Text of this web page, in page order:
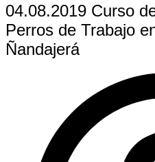
04.08.2019 Curso
Perros de Trabajo
Ñandajerá